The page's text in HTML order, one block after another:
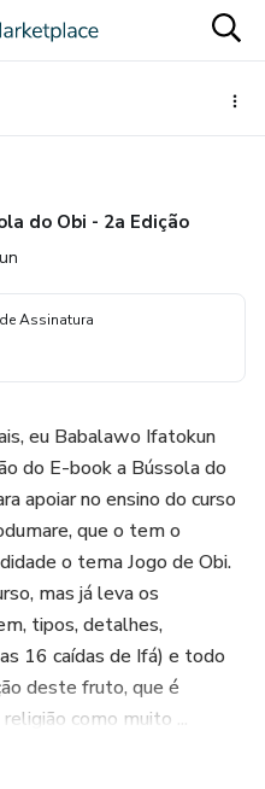
do Obi - 2a Edição
Assinatura
eu Babalawo Ifatokun
do E-book a Bússola do
apoiar no ensino do curso
que o tem o
o tema Jogo de Obi.
mas já leva os
tipos, detalhes,
16 caídas de Ifá) e todo
deste fruto, que é
como muito ...